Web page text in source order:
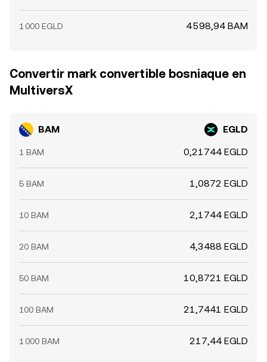
1 000 EGLD 4 598,94 BAM
Convertir mark convertible bosniaque en
MultiversX
BAM EGLD
1 BAM 0,21744 EGLD
5 BAM 1,0872 EGLD
10 BAM 2,1744 EGLD
20 BAM 4,3488 EGLD
50 BAM 10,8721 EGLD
100 BAM 21,7441 EGLD
1 000 BAM 217,44 EGLD